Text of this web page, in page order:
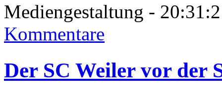
Mediengestaltung -
Kommentare
Der SC Weiler vor der